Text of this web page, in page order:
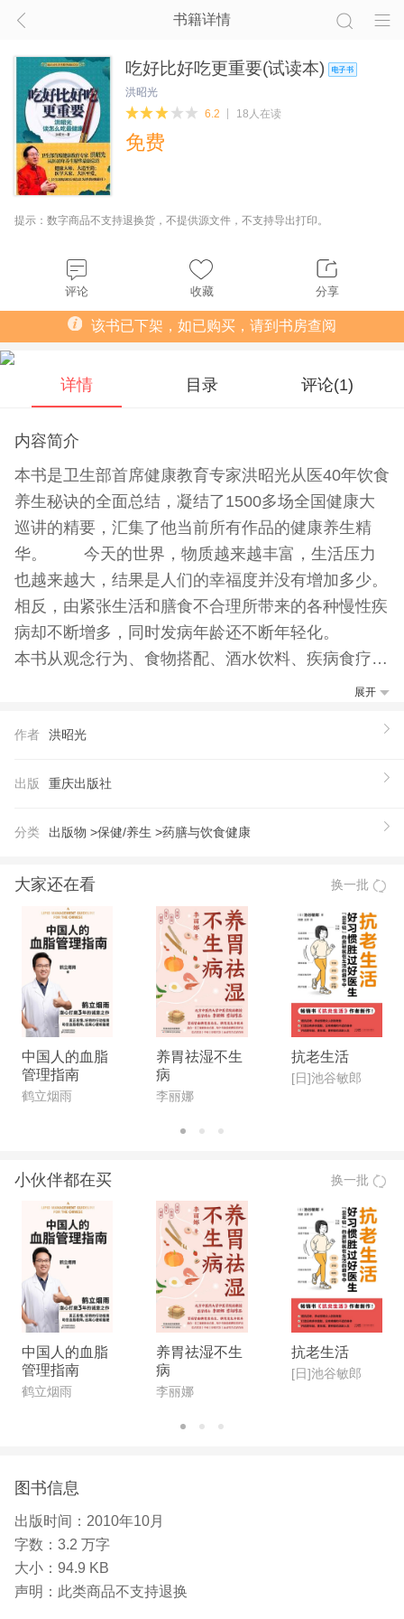
书籍详情
吃好比好吃更重要(试读本)
洪昭光
6.2
18人在读
免费
提示：数字商品不支持退换货，不提供源文件，不支持导出打印。
评论 收藏 分享
该书已下架，如已购买，请到书房查阅
详情 目录 评论(1)
内容简介
本书是卫生部首席健康教育专家洪昭光从医40年饮食
养生秘诀的全面总结，凝结了1500多场全国健康大
巡讲的精要，汇集了他当前所有作品的健康养生精
华。 今天的世界，物质越来越丰富，生活压力
也越来越大，结果是人们的幸福度并没有增加多少。
相反，由紧张生活和膳食不合理所带来的各种慢性疾
病却不断增多，同时发病年龄还不断年轻化。
本书从观念行为、食物搭配、酒水饮料、疾病食疗四
个方面，全面分析了饮食养生之道，告诉读者如何
致缺钙、贫血等症或脂肪肝、高血脂等富贵病。内容
迈开腿”、“七八分饱，健康到老”，“宁可锅中存放，
五，红黄绿白黑”，都是以容易被大众接受的健康格
灵。 只要您按照书中介绍的饮食原则合理安排
膳食，养成健康的饮食习惯，吃得聪明，吃得科学，
健康长寿便不再是梦想。
展开
作者 洪昭光
出版 重庆出版社
分类 出版物 >保健/养生 >药膳与饮食健康
大家还在看 换一批
中国人的血脂
管理指南
鹤立烟雨
养胃祛湿不生
病
李丽娜
抗老生活
[日]池谷敏郎
小伙伴都在买 换一批
中国人的血脂
管理指南
鹤立烟雨
养胃祛湿不生
病
李丽娜
抗老生活
[日]池谷敏郎
图书信息
出版时间： 2010年10月
字数： 3.2 万字
大小： 94.9 KB
声明： 此类商品不支持退换